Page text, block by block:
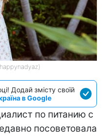
Додай змісту своїй
в Google
по питанию с
посоветовала